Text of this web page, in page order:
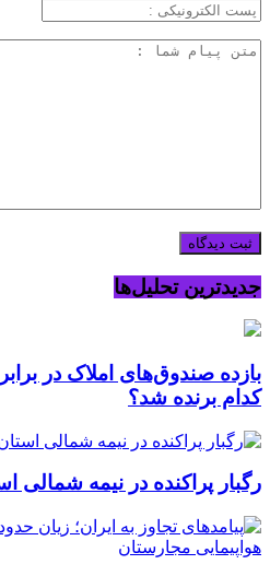
جدیدترین تحلیل‌ها
بازده صندوق‌های املاک در
کدام برنده شد؟
رگبار پراکنده در نیمه شمالی